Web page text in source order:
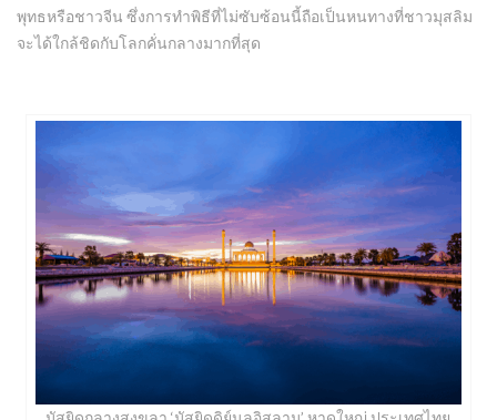
พุทธหรือชาวจีน ซึ่งการทำพิธีที่ไม่ซับซ้อนนี้ถือเป็นหนทางที่ชาวมุสลิม
จะได้ใกล้ชิดกับโลกคั่นกลางมากที่สุด